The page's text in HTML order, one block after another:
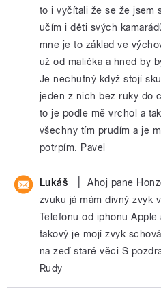
to i vyčítali že se že jsem
učím i děti svých
mne je to základ ve
už od malička a hned by
Je nechutný když stojí
jeden z nich bez ruky do
to je podle mě vrchol a
všechny tím prudím a je
potrpím. Pavel
Lukáš
Ahoj pane
zvuku já mám divný zvyk
Telefonu od iphonu
takový je mojí zvyk
na zeď staré věci S
Rudy